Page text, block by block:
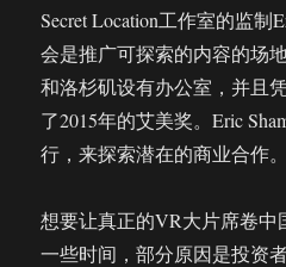
Secret Location工作室的监制
会是推广可探索的内容的场
和洛杉矶设有办公室，并且
了2015年的艾美奖。Eric
行，来探索潜在的商业合作。
想要让真正的VR大片席卷
一些时间，部分原因是投资